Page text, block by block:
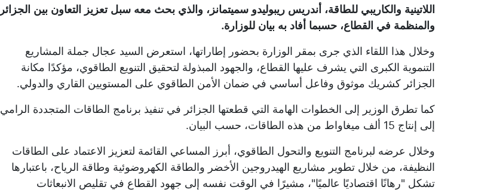
اللاتينية والكاريبي للطاقة، أندريس ريبوليدو سميتمانز، والذي بحث معه سبل تعزيز التعاون بين الجزائر
والمنظمة في القطاع، حسبما أفاد به بيان للوزارة.
وخلال هذا اللقاء الذي جرى بمقر الوزارة بحضور إطاراتها، استعرض السيد عجال جملة المشاريع
التنموية الكبرى التي يشرف عليها القطاع، والجهود المبذولة لتحقيق التنويع الطاقوي، مؤكدًا مكانة
الجزائر كشريك موثوق وفاعل أساسي في ضمان الأمن الطاقوي على المستويين القاري والدولي.
كما تطرق الوزير إلى الخطوات الهامة التي قطعتها الجزائر في تنفيذ برنامج الطاقات المتجددة الرامي
إلى إنتاج 15 ألف ميغاواط من هذه الطاقات، حسب البيان.
وخلال عرضه لبرنامج التنويع والتحول الطاقوي، أبرز المساعي القائمة لتعزيز الاعتماد على الطاقات
النظيفة، من خلال تطوير مشاريع الهيدروجين الأخضر والطاقة الكهروضوئية وطاقة الرياح، باعتبارها
تشكل "رهانًا اقتصاديًا عالميًا"، مشيرًا في الوقت نفسه إلى جهود القطاع في تقليص الانبعاثات